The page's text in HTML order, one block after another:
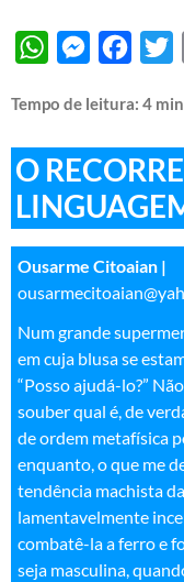
WhatsAppMessenger
Tempo de leitura: 4
O
Ousarme Citoaian |
Num grande
em cuja blusa se
“Posso ajudá-lo?”
souber qual é, de
de ordem metafísica
enquanto, o que me
tendência machista
lamentavelmente
combatê-la a ferro e
seja masculina,